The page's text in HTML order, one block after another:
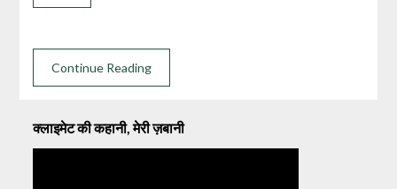
Continue Reading
क्लाइमेट की कहानी, मेरी ज़बानी